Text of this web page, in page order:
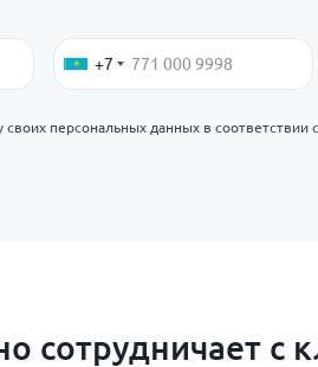
+7
своих персональных данных в соответствии с
сотрудничает с